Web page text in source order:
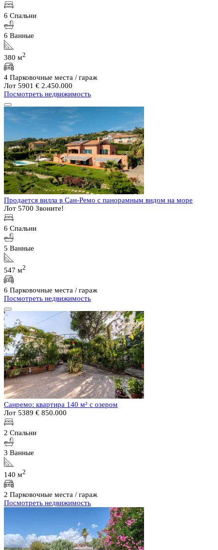
6 Спальни
6 Ванные
380 м2
4 Парковочные места / гараж
Лот 5901 € 2.450.000
Посмотреть недвижимость
Продается вилла в Сан-Ремо с панорамным видом на море
Лот 5700 Звоните!
6 Спальни
5 Ванные
547 м2
6 Парковочные места / гараж
Посмотреть недвижимость
Санремо: квартира 140 м² с озером
Лот 5389 € 850.000
2 Спальни
3 Ванные
140 м2
2 Парковочные места / гараж
Посмотреть недвижимость